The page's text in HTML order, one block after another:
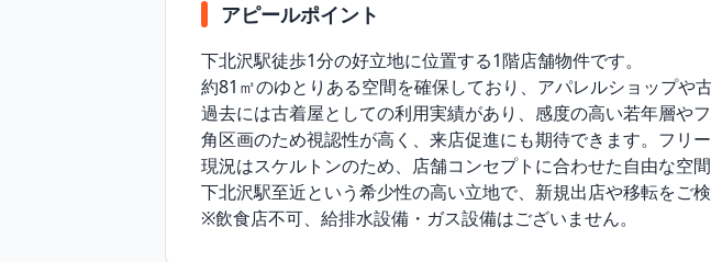
アピールポイント
下北沢駅徒歩1分の好立地に位置する1階店舗物件です。
約81㎡のゆとりある空間を確保しており、アパレルショップや
過去には古着屋としての利用実績があり、感度の高い若年層や
角区画のため視認性が高く、来店促進にも期待できます。フリ
現況はスケルトンのため、店舗コンセプトに合わせた自由な空間
下北沢駅至近という希少性の高い立地で、新規出店や移転をご
※飲食店不可、給排水設備・ガス設備はございません。